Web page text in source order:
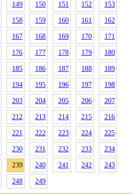
149 150 151 152 153
158 159 160 161 162
167 168 169 170 171
176 177 178 179 180
185 186 187 188 189
194 195 196 197 198
203 204 205 206 207
212 213 214 215 216
221 222 223 224 225
230 231 232 233 234
239 240 241 242 243
248 249